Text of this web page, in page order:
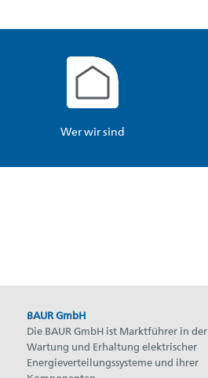
Wer wir sind
BAUR GmbH
Die BAUR GmbH ist Marktführer in der
Wartung und Erhaltung elektrischer
Energieverteilungssysteme und ihrer